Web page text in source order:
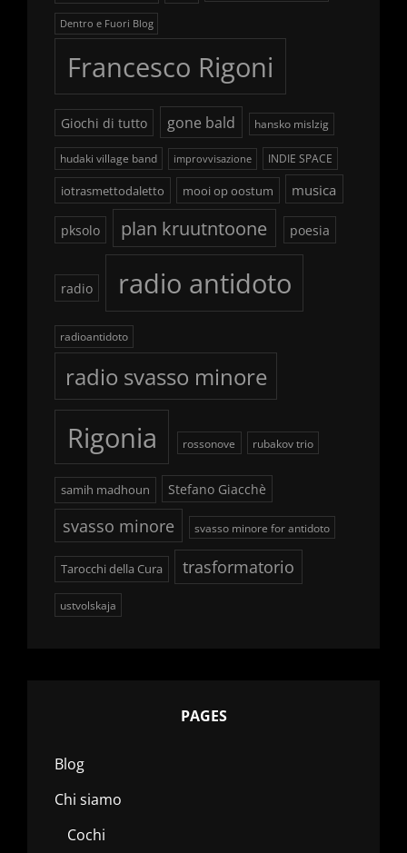
Dentro e Fuori Blog
Francesco Rigoni
Giochi di tutto gone bald hansko mislzig
hudaki village band improvvisazione INDIE SPACE
iotrasmettodaletto mooi op oostum musica
pksolo plan kruutntoone poesia
radio radio antidoto
radioantidoto
radio svasso minore
Rigonia rossonove rubakov trio
samih madhoun Stefano Giacchè
svasso minore svasso minore for antidoto
Tarocchi della Cura trasformatorio
ustvolskaja
PAGES
Blog
Chi siamo
Cochi